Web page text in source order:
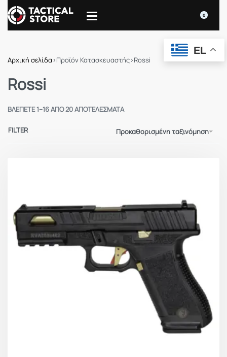
0
Αρχική σελίδα›Προϊόν Κατασκευαστής›Rossi
Rossi
ΒΛΈΠΕΤΕ 1–16 ΑΠΌ 20 ΑΠΟΤΕΛΈΣΜΑΤΑ
Προκαθορισμένη ταξινόμηση
FILTER
EL